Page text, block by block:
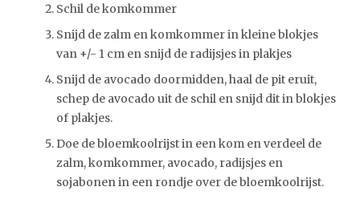
Schil de komkommer
Snijd de zalm en komkommer in kleine blokjes
van +/- 1 cm en snijd de radijsjes in plakjes
Snijd de avocado doormidden, haal de pit eruit,
schep de avocado uit de schil en snijd dit in blokjes
of plakjes.
Doe de bloemkoolrijst in een kom en verdeel de
zalm, komkommer, avocado, radijsjes en
sojabonen in een rondje over de bloemkoolrijst.